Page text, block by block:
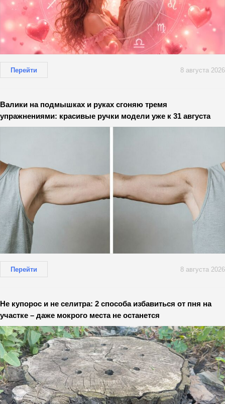
Перейти 8 августа 2026
Валики на подмышках и руках сгоняю тремя
упражнениями: красивые ручки модели уже к 31 августа
Перейти 8 августа 2026
Не купорос и не селитра: 2 способа избавиться от пня на
участке – даже мокрого места не останется